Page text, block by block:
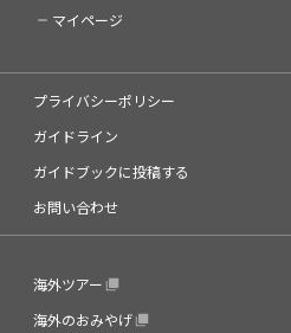
マイページ
プライバシーポリシー
ガイドライン
ガイドブックに投稿する
お問い合わせ
海外ツアー
海外のおみやげ